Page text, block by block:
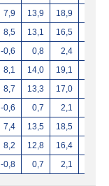
7,9 13,9
18,9
8,5 13,1
16,5
-0,6 0,8
2,4
8,1 14,0
19,1
8,7 13,3
17,0
-0,6 0,7
2,1
7,4 13,5
18,5
8,2 12,8
16,4
-0,8 0,7 2,1